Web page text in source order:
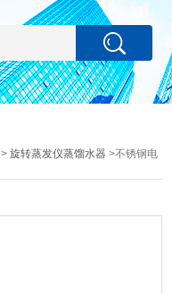
>旋转蒸发仪蒸馏水器 >不锈钢电